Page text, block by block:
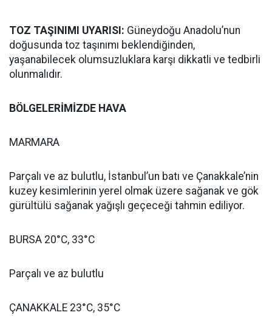
TOZ TAŞINIMI UYARISI: Güneydoğu Anadolu’nun
doğusunda toz taşınımı beklendiğinden,
yaşanabilecek olumsuzluklara karşı dikkatli ve tedbirli
olunmalıdır.
BÖLGELERİMİZDE HAVA
MARMARA
Parçalı ve az bulutlu, İstanbul’un batı ve Çanakkale’nin
kuzey kesimlerinin yerel olmak üzere sağanak ve gök
gürültülü sağanak yağışlı geçeceği tahmin ediliyor.
BURSA 20°C, 33°C
Parçalı ve az bulutlu
ÇANAKKALE 23°C, 35°C